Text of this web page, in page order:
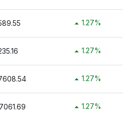
1.27%
1.27%
1.27%
1.27%